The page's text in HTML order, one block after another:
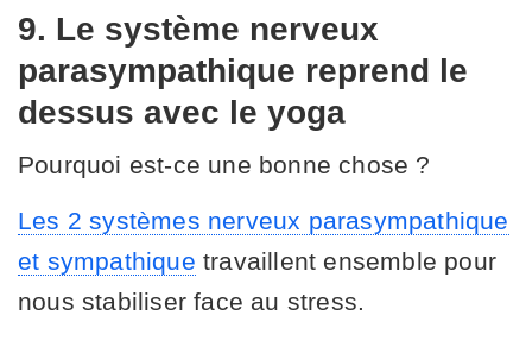
9. Le système nerveux
parasympathique reprend le
dessus avec le yoga
Pourquoi est-ce une bonne chose ?
Les 2 systèmes nerveux parasympathique
et sympathique travaillent ensemble pour
nous stabiliser face au stress.